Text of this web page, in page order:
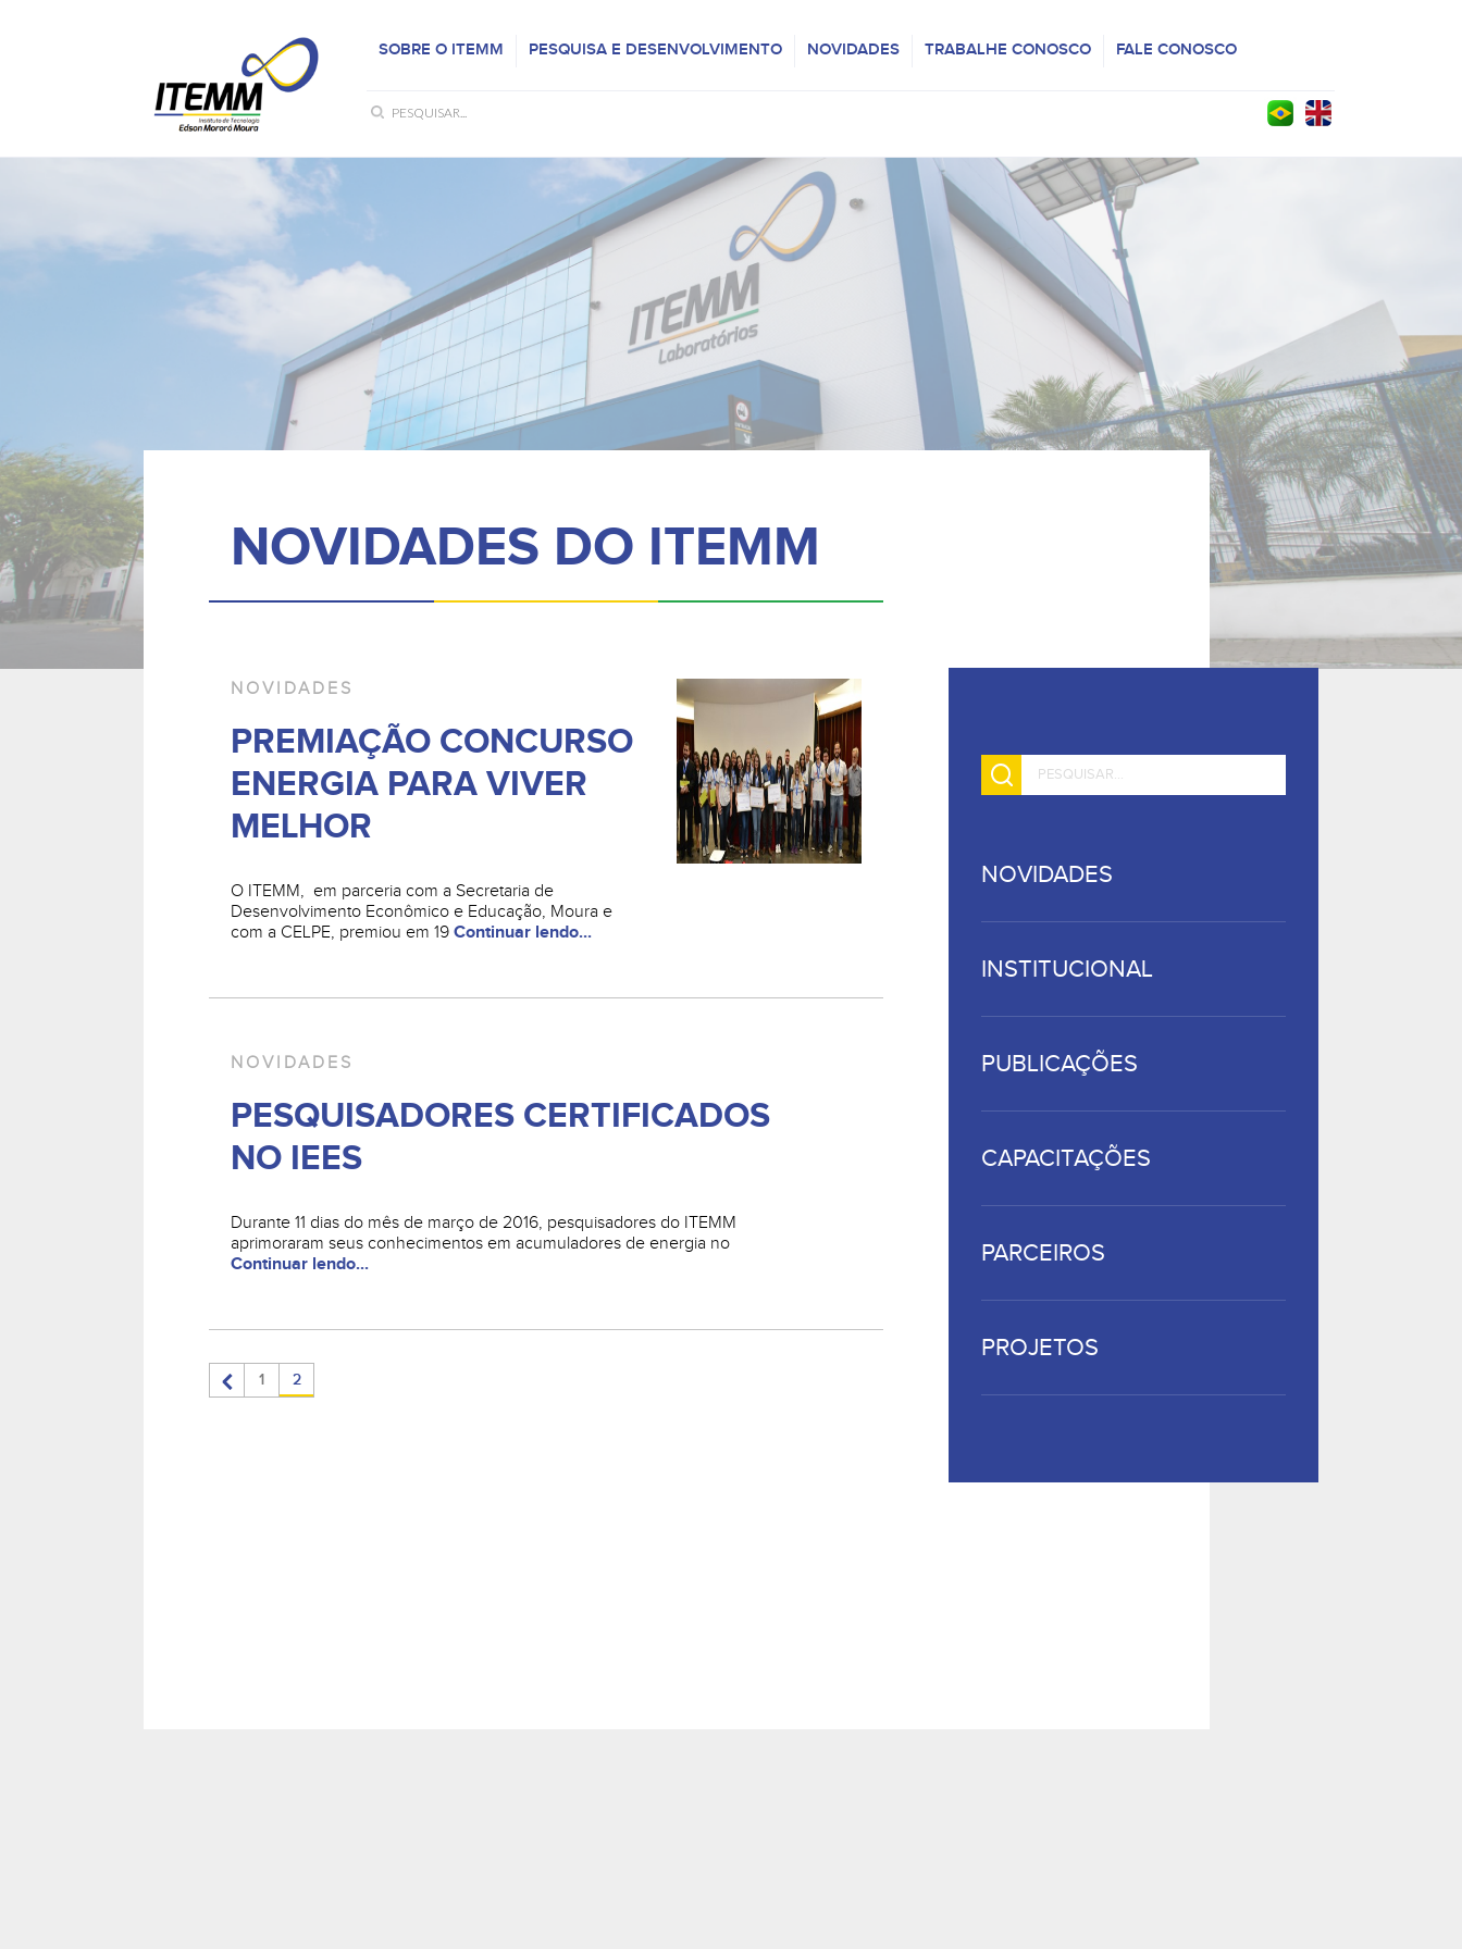
SOBRE O ITEMM PESQUISA E DESENVOLVIMENTO NOVIDADES TRABALHE CONOSCO FALE CONOSCO
NOVIDADES DO ITEMM
NOVIDADES
PREMIAÇÃO CONCURSO
ENERGIA PARA VIVER
MELHOR
O ITEMM, em parceria com a Secretaria de
Desenvolvimento Econômico e Educação, Moura e
com a CELPE, premiou em 19 Continuar lendo...
NOVIDADES
PESQUISADORES CERTIFICADOS
NO IEES
Durante 11 dias do mês de março de 2016, pesquisadores do ITEMM
aprimoraram seus conhecimentos em acumuladores de energia no
Continuar lendo...
< 1 2
NOVIDADES
INSTITUCIONAL
PUBLICAÇÕES
CAPACITAÇÕES
PARCEIROS
PROJETOS